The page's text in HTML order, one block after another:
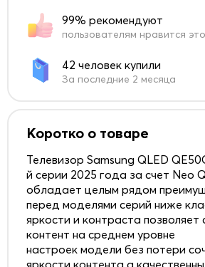
99% рекомендуют
пользователям нравится
42 человек купили
За последние 2 месяца
Коротко о товаре
Телевизор Samsung QLED
й серии 2025 года за счет Neo
обладает целым рядом
перед моделями серий ниже
яркости и контраста позволяет
контент на среднем уровне
настроек модели без потери